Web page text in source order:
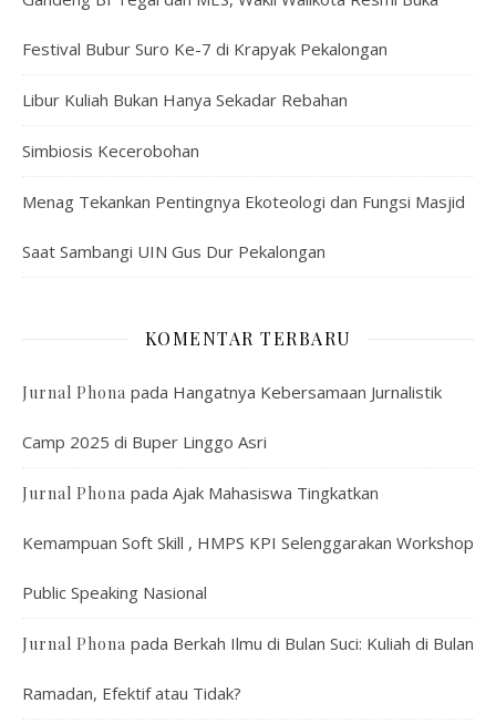
Festival Bubur Suro Ke-7 di Krapyak Pekalongan
Libur Kuliah Bukan Hanya Sekadar Rebahan
Simbiosis Kecerobohan
Menag Tekankan Pentingnya Ekoteologi dan Fungsi Masjid
Saat Sambangi UIN Gus Dur Pekalongan
KOMENTAR TERBARU
Jurnal Phona pada Hangatnya Kebersamaan Jurnalistik
Camp 2025 di Buper Linggo Asri
Jurnal Phona pada Ajak Mahasiswa Tingkatkan
Kemampuan Soft Skill , HMPS KPI Selenggarakan Workshop
Public Speaking Nasional
Jurnal Phona pada Berkah Ilmu di Bulan Suci: Kuliah di Bulan
Ramadan, Efektif atau Tidak?